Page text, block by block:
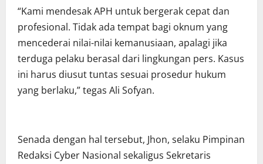
“Kami mendesak APH untuk bergerak cepat dan
profesional. Tidak ada tempat bagi oknum yang
mencederai nilai-nilai kemanusiaan, apalagi jika
terduga pelaku berasal dari lingkungan pers. Kasus
ini harus diusut tuntas sesuai prosedur hukum
yang berlaku,” tegas Ali Sofyan.
Senada dengan hal tersebut, Jhon, selaku Pimpinan
Redaksi Cyber Nasional sekaligus Sekretaris